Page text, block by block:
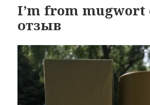
I’m from mugwort
отзыв